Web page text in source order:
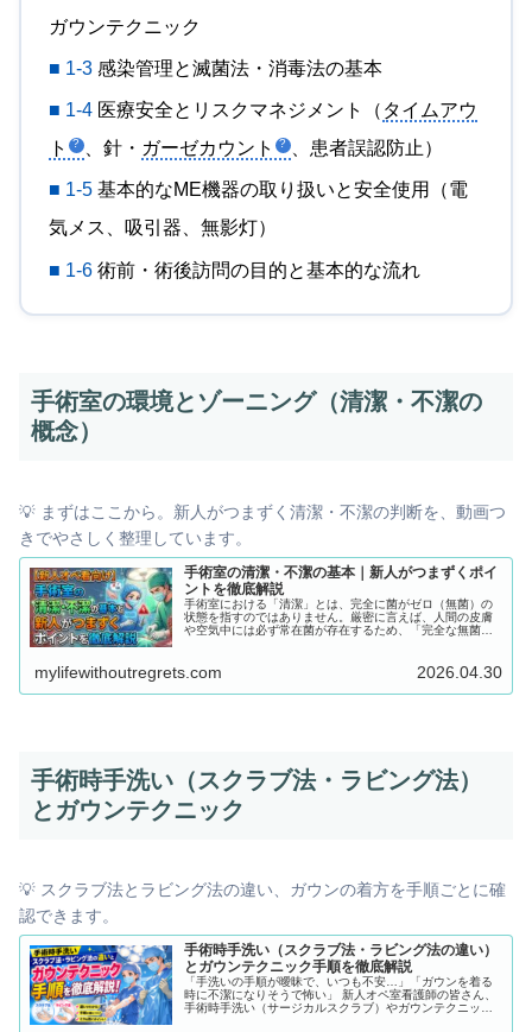
ガウンテクニック
■ 1-3感染管理と滅菌法・消毒法の基本
■ 1-4医療安全とリスクマネジメント（ タイムアウ
ト
、針・ ガーゼカウント 、患者誤認防止）
■ 1-5基本的なME機器の取り扱いと安全使用（電
気メス、吸引器、無影灯）
■ 1-6術前・術後訪問の目的と基本的な流れ
手術室の環境とゾーニング（清潔・不潔の
概念）
💡 まずはここから。新人がつまずく清潔・不潔の判断を、動画つ
きでやさしく整理しています。
手術室の清潔・不潔の基本｜新人がつまずくポイ
ントを徹底解説
手術室における「清潔」とは、完全に菌がゼロ（無菌）の
状態を指すのではありません。厳密に言えば、人間の皮膚
や空気中には必ず常在菌が存在するため、「完全な無菌」
い・触れさせない状態」のことです。滅菌されたガウンや
手袋、ドレープを使用して、病原微生物の侵入経路を絶つ
ことが目的です。
mylifewithoutregrets.com 2026.04.30
手術時手洗い（スクラブ法・ラビング法）
とガウンテクニック
💡 スクラブ法とラビング法の違い、ガウンの着方を手順ごとに確
認できます。
手術時手洗い（スクラブ法・ラビング法の違い）
とガウンテクニック手順を徹底解説
「手洗いの手順が曖昧で、いつも不安…」「ガウンを着る
時に不潔になりそうで怖い」 新人オペ室看護師の皆さん、
手術時手洗い（サージカルスクラブ）やガウンテクニック